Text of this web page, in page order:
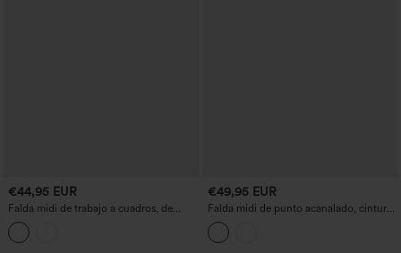
€44,95 EUR
Falda midi de trabajo a cuadros, de
cintura media y corte en A, con bolsillos
€49,95 EUR
Falda midi de punto acanalado, cintura
alta con efecto moldeador en el
abdomen, fluida y casual, en mezcla de
lino.